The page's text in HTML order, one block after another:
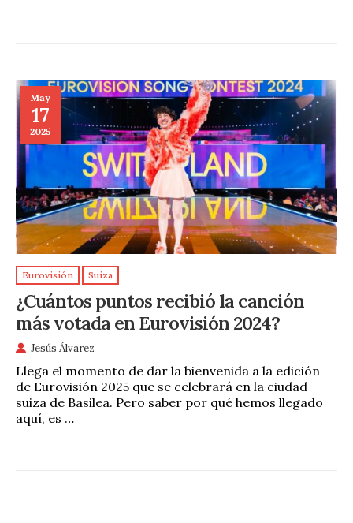
May
17
2025
Eurovisión Suiza
¿Cuántos puntos recibió la canción
más votada en Eurovisión 2024?
Jesús Álvarez
Llega el momento de dar la bienvenida a la edición
de Eurovisión 2025 que se celebrará en la ciudad
suiza de Basilea. Pero saber por qué hemos llegado
aquí, es …